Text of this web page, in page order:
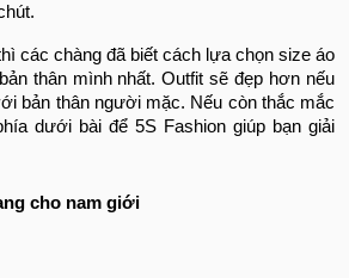
các chàng đã biết cách lựa chọn size áo
thân mình nhất. Outfit sẽ đẹp hơn nếu
bản thân người mặc. Nếu còn thắc mắc
dưới bài để 5S Fashion giúp bạn giải
cho nam giới